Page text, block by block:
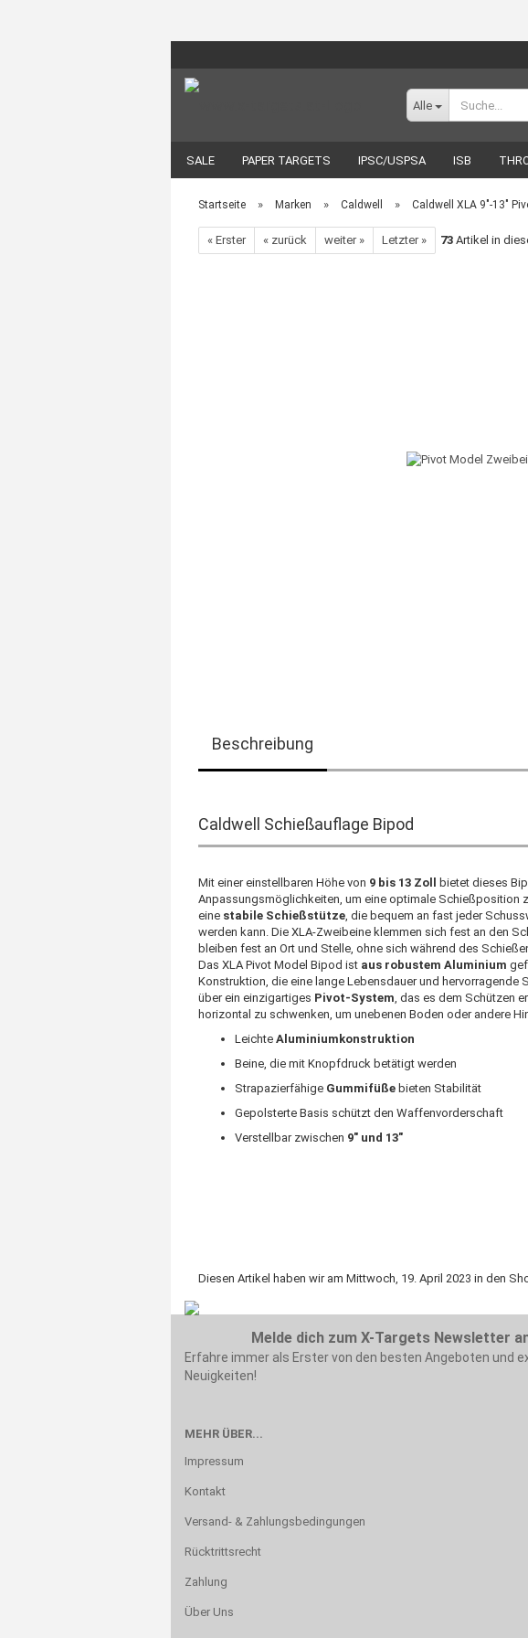
Alle
SALE PAPER TARGETS IPSC/USPSA ISB
EOTECH VORTEX OPTIK ZUBEHÖR WIEDERLADEN
Startseite » Marken » Caldwell » Caldwell XLA 9"-13"
« Erster « zurück weiter » Letzter » 73 Artikel in
Beschreibung
Caldwell Schießauflage Bipod
Mit einer einstellbaren Höhe von 9 bis 13 Zoll
bietet dieses
Anpassungsmöglichkeiten, um eine optimale Schießposition
eine stabile Schießstütze, die bequem an fast jeder
werden kann. Die XLA-Zweibeine klemmen sich fest an den
bleiben fest an Ort und Stelle, ohne sich während des
Das XLA Pivot Model Bipod ist aus robustem Aluminium
Konstruktion, die eine lange Lebensdauer und hervorragende
über ein einzigartiges Pivot-System, das es dem Schützen
horizontal zu schwenken, um unebenen Boden oder andere
Leichte Aluminiumkonstruktion
Beine, die mit Knopfdruck betätigt werden
Strapazierfähige Gummifüße bieten Stabilität
Gepolsterte Basis schützt den Waffenvorderschaft
Verstellbar zwischen 9" und 13"
Diesen Artikel haben wir am Mittwoch, 19. April 2023 in den
Melde dich zum X-Targets Newsletter
Erfahre immer als Erster von den besten Angeboten und
Neuigkeiten!
MEHR ÜBER...
Impressum
Kontakt
Versand- & Zahlungsbedingungen
Rücktrittsrecht
Zahlung
Über Uns